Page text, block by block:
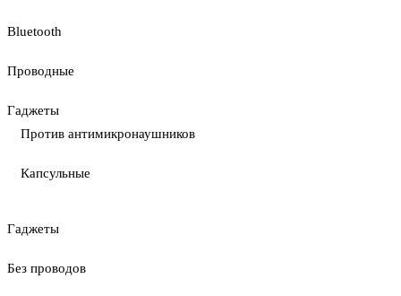
Bluetooth
Проводные
Гаджеты
Против антимикронаушников
Капсульные
Гаджеты
Без проводов